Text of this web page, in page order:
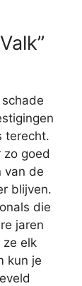
terecht.
zo goed
van de
blijven.
die
jaren
ze elk
kun je